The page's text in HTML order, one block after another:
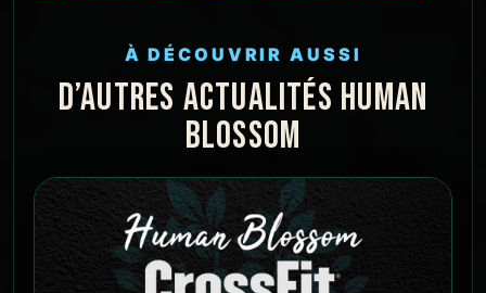
À DÉCOUVRIR AUSSI
D’AUTRES ACTUALITÉS HUMAN
BLOSSOM